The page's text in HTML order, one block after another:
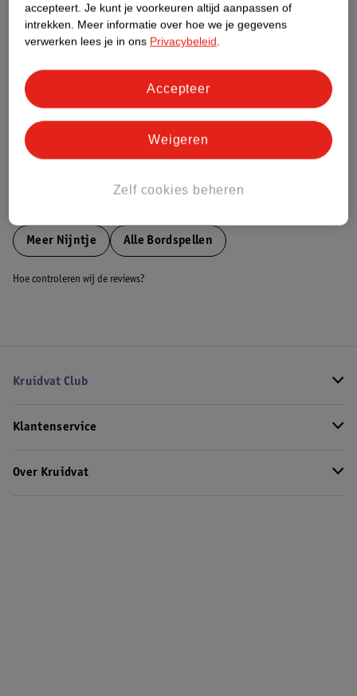
Nature Impact Score
Dit product heeft (nog) geen Nature
Meer informatie
Bestel & Bezorginformatie
Meer Nijntje Alle Bordspellen
Hoe controleren wij de reviews?
Kruidvat Club
Klantenservice
Over Kruidvat
accepteert. Je kunt je voorkeuren altijd aanpassen of
intrekken. Meer informatie over hoe we je gegevens
verwerken lees je in ons Privacybeleid.
Zelf cookies beheren
Weigeren
Accepteer